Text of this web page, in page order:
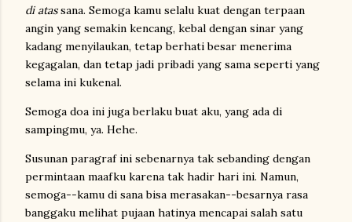
di atassana. Semoga kamu selalu kuat dengan terpaan
angin yang semakin kencang, kebal dengan sinar yang
kadang menyilaukan, tetap berhati besar menerima
kegagalan, dan tetap jadi pribadi yang sama seperti yang
selama ini kukenal.
Semoga doa ini juga berlaku buat aku, yang ada di
sampingmu, ya. Hehe.
Susunan paragraf ini sebenarnya tak sebanding dengan
permintaan maafku karena tak hadir hari ini. Namun,
semoga--kamu di sana bisa merasakan--besarnya rasa
banggaku melihat pujaan hatinya mencapai salah satu